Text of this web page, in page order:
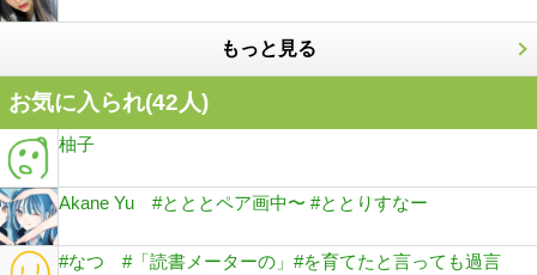
もっと見る
お気に入られ(42人)
柚子
Akane Yu #とととペア画中〜 #ととりすなー
#なつ #「読書メーターの」#を育てたと言っても過言